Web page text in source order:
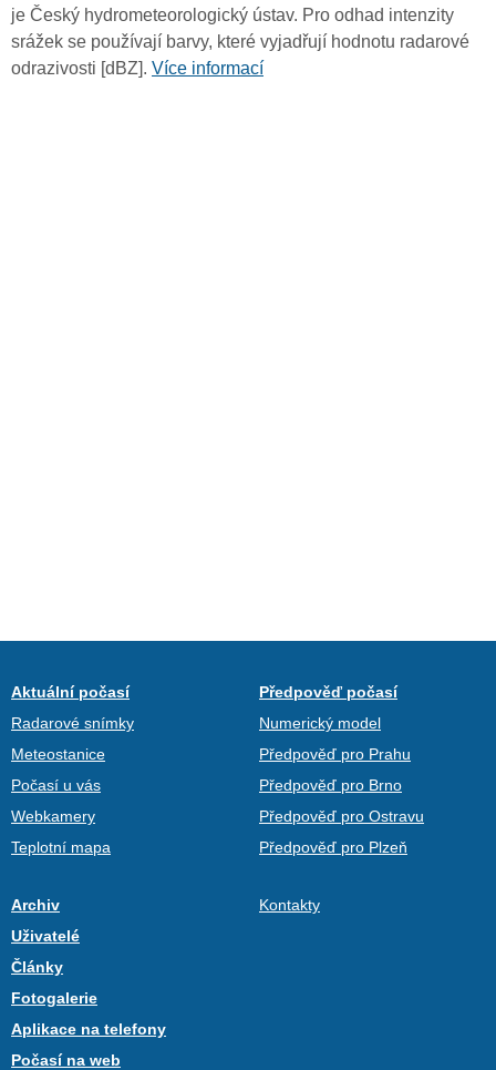
je Český hydrometeorologický ústav. Pro odhad intenzity
srážek se používají barvy, které vyjadřují hodnotu radarové
odrazivosti [dBZ]. Více informací
Aktuální počasí
Radarové snímky
Meteostanice
Počasí u vás
Webkamery
Teplotní mapa
Předpověď počasí
Numerický model
Předpověď pro Prahu
Předpověď pro Brno
Předpověď pro Ostravu
Předpověď pro Plzeň
Archiv
Uživatelé
Články
Fotogalerie
Aplikace na telefony
Počasí na web
Kontakty